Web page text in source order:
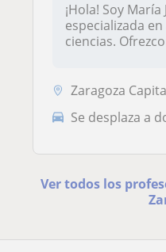
¡Hola! Soy
especializada
ciencias.
Zaragoza
Se desplaza a
Ver todos los